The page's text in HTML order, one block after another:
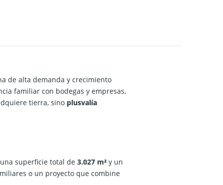
de alta demanda y crecimiento
familiar con bodegas y empresas,
tierra, sino plusvalía
superficie total de 3.027 m² y un
o un proyecto que combine